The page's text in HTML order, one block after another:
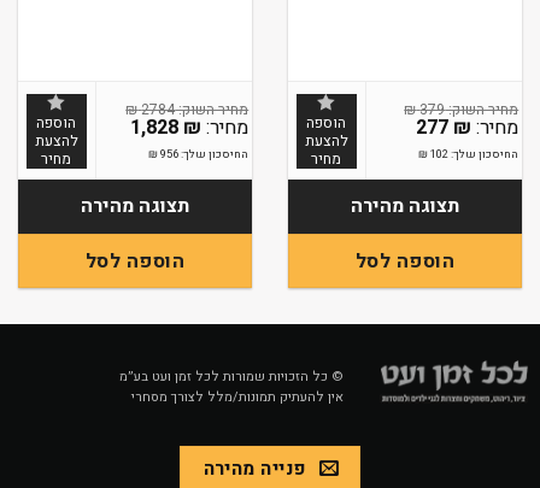
379
₪
277 ₪
החיסכון שלך:102
₪
הוספה
להצעת
מחיר
תצוגה מהירה
הוספה לסל
2784
₪
1,828 ₪
החיסכון שלך:956
₪
הוספה
להצעת
מחיר
תצוגה מהירה
הוספה לסל
© כל הזכויות שמורות לכל זמן ועט בע״מ
אין להעתיק תמונות/מלל לצורך מסחרי
פנייה מהירה